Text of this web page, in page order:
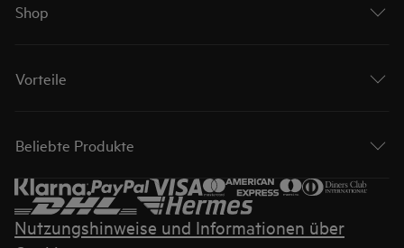
Shop
Vorteile
Beliebte Produkte
Nutzungshinweise und Informationen über